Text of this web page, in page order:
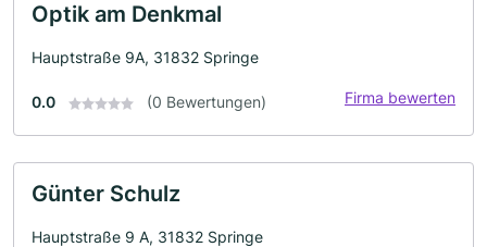
Optik am Denkmal
Hauptstraße 9A, 31832 Springe
0.0 (0 Bewertungen) Firma bewerten
Günter Schulz
Hauptstraße 9 A, 31832 Springe